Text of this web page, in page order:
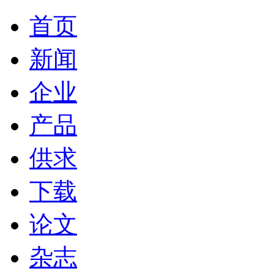
首页
新闻
企业
产品
供求
下载
论文
杂志